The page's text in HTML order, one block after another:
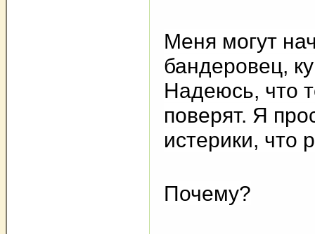
Меня могут
бандеровец,
Надеюсь, что
поверят. Я
истерики, что
Почему?